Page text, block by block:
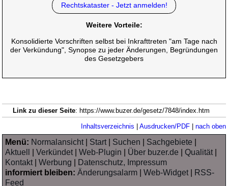
Rechtskataster - Jetzt anmelden!
Weitere Vorteile:
Konsolidierte Vorschriften selbst bei Inkrafttreten "am Tage nach
der Verkündung", Synopse zu jeder Änderungen, Begründungen
des Gesetzgebers
Link zu dieser Seite: https://www.buzer.de/gesetz/7848/index.htm
Inhaltsverzeichnis | Ausdrucken/PDF| nach oben
Menü: Normalansicht| Start| Suchen Sachgebiete
Aktuell
|Verkündet|Web-Plugin Über buzer.de |Qualität|
Kontakt|Werbung
Datenschutz, Impressum
informiert bleiben: Änderungsalarm |Web-Widget|
RSS-
Feed